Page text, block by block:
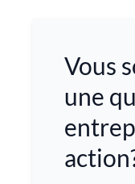
Vous
une